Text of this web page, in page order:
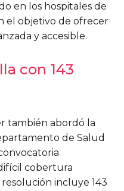
en los hospitales de
el objetivo de ofrecer
y accesible.
con 143
también abordó la
de Salud
cobertura
incluye 143